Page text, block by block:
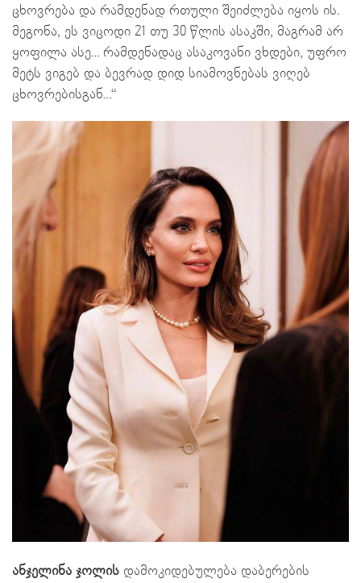
ცხოვრება და რამდენად რთული შეიძლება იყოს ის.
მეგონა, ეს ვიცოდი 21 თუ 30 წლის ასაკში, მაგრამ არ
ყოფილა ასე… რამდენადაც ასაკოვანი ვხდები, უფრო
მეტს ვიგებ და ბევრად დიდ სიამოვნებას ვიღებ
ცხოვრებისგან…“
ანჯელინა ჯოლის დამოკიდებულება დაბერების